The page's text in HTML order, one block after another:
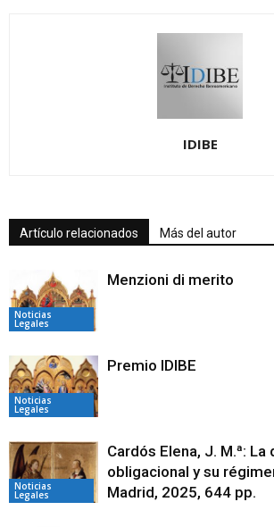
IDIBE
Artículo relacionados Más del autor
Noticias
Legales
Menzioni di merito
Noticias
Legales
Premio IDIBE
Noticias
Legales
Cardós Elena, J. M.ª: La
obligacional y su
Madrid, 2025, 644 pp.